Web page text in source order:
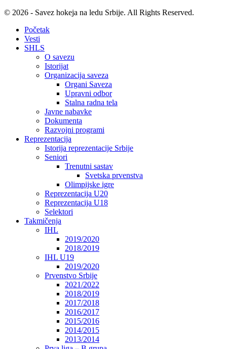
© 2026 - Savez hokeja na ledu Srbije. All Rights Reserved.
Početak
Vesti
SHLS
O savezu
Istorijat
Organizacija saveza
Organi Saveza
Upravni odbor
Stalna radna tela
Javne nabavke
Dokumenta
Razvojni programi
Reprezentacija
Istorija reprezentacije Srbije
Seniori
Trenutni sastav
Svetska prvenstva
Olimpijske igre
Reprezentacija U20
Reprezentacija U18
Selektori
Takmičenja
IHL
2019/2020
2018/2019
IHL U19
2019/2020
Prvenstvo Srbije
2021/2022
2018/2019
2017/2018
2016/2017
2015/2016
2014/2015
2013/2014